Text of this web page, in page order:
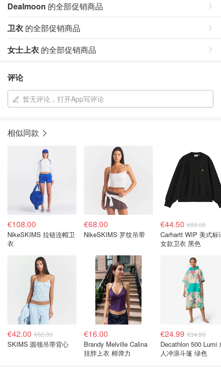
Dealmoon 的全部促销商品
卫衣 的全部促销商品
女士上衣 的全部促销商品
评论
暂无评论，打开App写评论
相似同款
€108.00
NikeSKIMS 拉链连帽卫
衣
€68.00
NikeSKIMS 罗纹吊带
€44.50 €89.00
Carhartt WIP 美式标
女款卫衣 黑色
€42.00 €62.00
SKIMS 圆领吊带背心
€16.00
Brandy Melville Calina
挂脖上衣 棉弹力
€24.99 €34.99
Decathlon 500 Lumi
人冲浪斗篷 绿色